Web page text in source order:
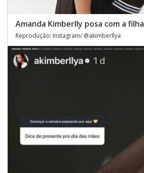
Amanda Kimberlly posa com a filha
Reprodução: Instagram/ @akimberllya